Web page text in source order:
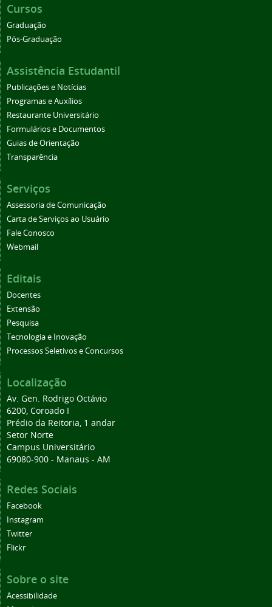
Cursos
Graduação
Pós-Graduação
Assistência Estudantil
Publicações e Notícias
Programas e Auxílios
Restaurante Universitário
Formulários e Documentos
Guias de Orientação
Transparência
Serviços
Assessoria de Comunicação
Carta de Serviços ao Usuário
Fale Conosco
Webmail
Editais
Docentes
Extensão
Pesquisa
Tecnologia e Inovação
Processos Seletivos e Concursos
Localização
Av. Gen. Rodrigo Octávio
6200, Coroado I
Prédio da Reitoria, 1 andar
Setor Norte
Campus Universitário
69080-900 - Manaus - AM
Redes Sociais
Facebook
Instagram
Twitter
Flickr
Sobre o site
Acessibilidade